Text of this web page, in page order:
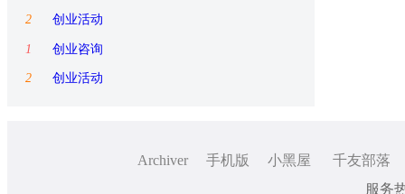
2 创业活动
1 创业咨询
2 创业活动
Archiver 手机版 小黑屋
千友部落
服务